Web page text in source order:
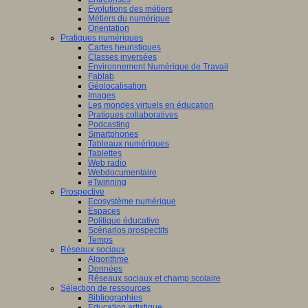
Evolutions des métiers
Métiers du numérique
Orientation
Pratiques numériques
Cartes heuristiques
Classes inversées
Environnement Numérique de Travail
Fablab
Géolocalisation
Images
Les mondes virtuels en éducation
Pratiques collaboratives
Podcasting
Smartphones
Tableaux numériques
Tablettes
Web radio
Webdocumentaire
eTwinning
Prospective
Ecosystème numérique
Espaces
Politique éducative
Scénarios prospectifs
Temps
Réseaux sociaux
Algorithme
Données
Réseaux sociaux et champ scolaire
Sélection de ressources
Bibliographies